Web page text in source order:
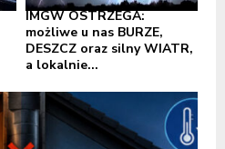
IMGW OSTRZEGA:
możliwe u nas BURZE,
DESZCZ oraz silny WIATR,
a lokalnie...